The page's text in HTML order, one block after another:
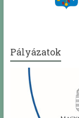
Pályázatok